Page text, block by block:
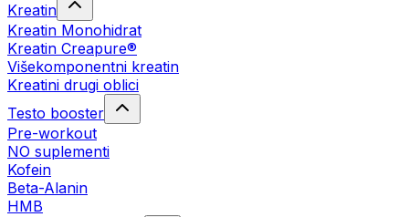
Kreatin
Kreatin Monohidrat
Kreatin Creapure®
Višekomponentni kreatin
Kreatini drugi oblici
Testo booster
Pre-workout
NO suplementi
Kofein
Beta-Alanin
HMB